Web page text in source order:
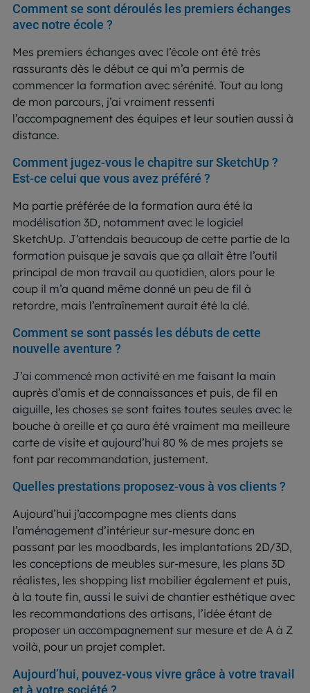
Comment se sont déroulés les premiers échanges
avec notre école ?
Mes premiers échanges avec l’école ont été très
rassurants dès le début ce qui m’a permis de
commencer la formation avec sérénité. Tout au long
de mon parcours, j’ai vraiment ressenti
l’accompagnement des équipes et leur soutien aussi à
distance.
Comment jugez-vous le chapitre sur SketchUp ?
Est-ce celui que vous avez préféré ?
Ma partie préférée de la formation aura été la
modélisation 3D, notamment avec le logiciel
SketchUp. J’attendais beaucoup de cette partie de la
formation puisque je savais que ça allait être l’outil
principal de mon travail au quotidien, alors pour le
coup il m’a quand même donné un peu de fil à
retordre, mais l’entraînement aurait été la clé.
Comment se sont passés les débuts de cette
nouvelle aventure ?
J’ai commencé mon activité en me faisant la main
auprès d’amis et de connaissances et puis, de fil en
aiguille, les choses se sont faites toutes seules avec le
bouche à oreille et ça aura été vraiment ma meilleure
carte de visite et aujourd’hui 80 % de mes projets se
font par recommandation, justement.
Quelles prestations proposez-vous à vos clients ?
Aujourd’hui j’accompagne mes clients dans
l’aménagement d’intérieur sur-mesure donc en
passant par les moodbards, les implantations 2D/3D,
les conceptions de meubles sur-mesure, les plans 3D
réalistes, les shopping list mobilier également et puis,
à la toute fin, aussi le suivi de chantier esthétique avec
les recommandations des artisans, l’idée étant de
proposer un accompagnement sur mesure et de A à Z
voilà, pour un projet complet.
Aujourd’hui, pouvez-vous vivre grâce à votre travail
et à votre société ?